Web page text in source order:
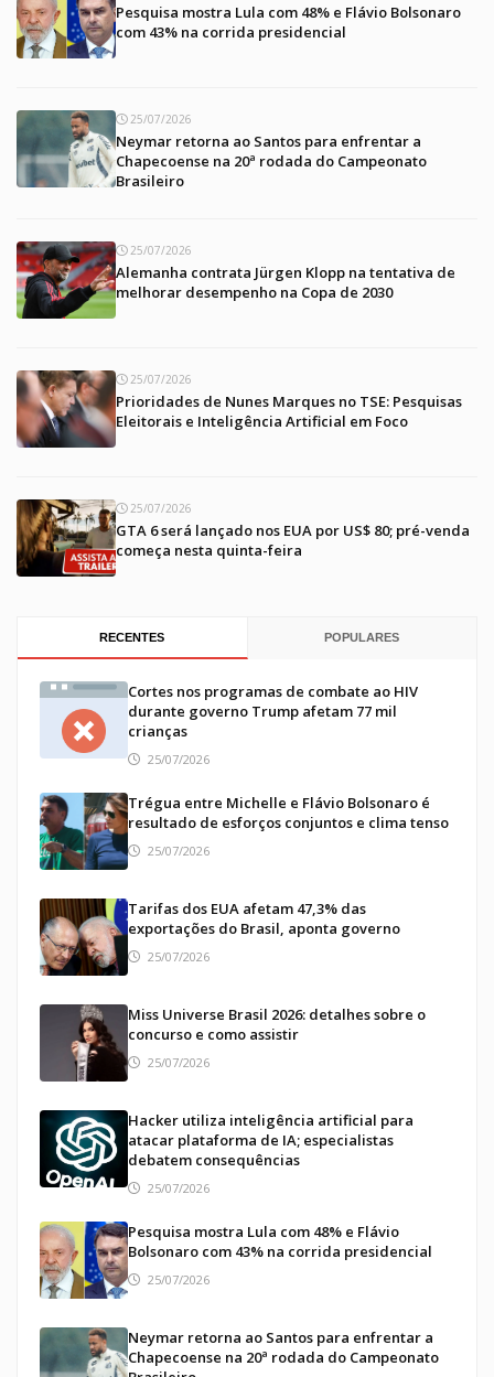
Pesquisa mostra Lula com 48% e Flávio Bolsonaro
com 43% na corrida presidencial
25/07/2026
Neymar retorna ao Santos para enfrentar a
Chapecoense na 20ª rodada do Campeonato
Brasileiro
25/07/2026
Alemanha contrata Jürgen Klopp na tentativa de
melhorar desempenho na Copa de 2030
25/07/2026
Prioridades de Nunes Marques no TSE: Pesquisas
Eleitorais e Inteligência Artificial em Foco
25/07/2026
GTA 6 será lançado nos EUA por US$ 80; pré-venda
começa nesta quinta-feira
RECENTES POPULARES
Cortes nos programas de combate ao HIV
durante governo Trump afetam 77 mil
crianças
25/07/2026
Trégua entre Michelle e Flávio Bolsonaro é
resultado de esforços conjuntos e clima tenso
25/07/2026
Tarifas dos EUA afetam 47,3% das
exportações do Brasil, aponta governo
25/07/2026
Miss Universe Brasil 2026: detalhes sobre o
concurso e como assistir
25/07/2026
Hacker utiliza inteligência artificial para
atacar plataforma de IA; especialistas
debatem consequências
25/07/2026
Pesquisa mostra Lula com 48% e Flávio
Bolsonaro com 43% na corrida presidencial
25/07/2026
Neymar retorna ao Santos para enfrentar a
Chapecoense na 20ª rodada do Campeonato